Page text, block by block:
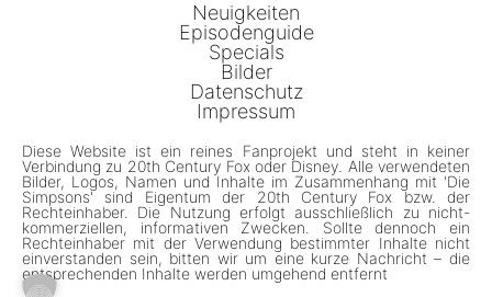
Neuigkeiten
Episodenguide
Specials
Bilder
Datenschutz
Impressum
Diese Website ist ein reines Fanprojekt und steht in keiner
Verbindung zu 20th Century Fox oder Disney. Alle verwendeten
Bilder, Logos, Namen und Inhalte im Zusammenhang mit 'Die
Simpsons' sind Eigentum der 20th Century Fox bzw. der
Rechteinhaber. Die Nutzung erfolgt ausschließlich zu nicht-
kommerziellen, informativen Zwecken. Sollte dennoch ein
Rechteinhaber mit der Verwendung bestimmter Inhalte nicht
einverstanden sein, bitten wir um eine kurze Nachricht – die
entsprechenden Inhalte werden umgehend entfernt